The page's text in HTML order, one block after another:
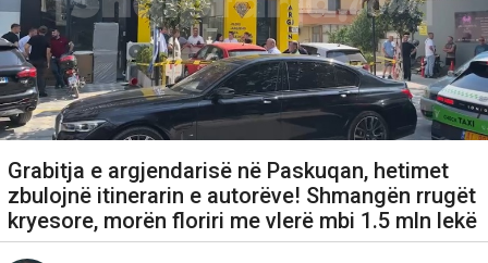
Grabitja e argjendarisë në Paskuqan, hetimet
zbulojnë itinerarin e autorëve! Shmangën rrugët
kryesore, morën floriri me vlerë mbi 1.5 mln lekë